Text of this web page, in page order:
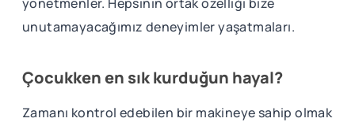
unutamayacağımız deneyimler yaşatmaları.
Çocukken en sık kurduğun hayal?
Zamanı kontrol edebilen bir makineye sahip olmak